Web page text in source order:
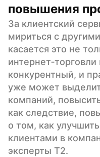
повышения
За клиентский
мириться с
касается это не
конкурентный, и
уже может
компаний,
как следствие,
о том, как
клиентами в
эксперты Т2.